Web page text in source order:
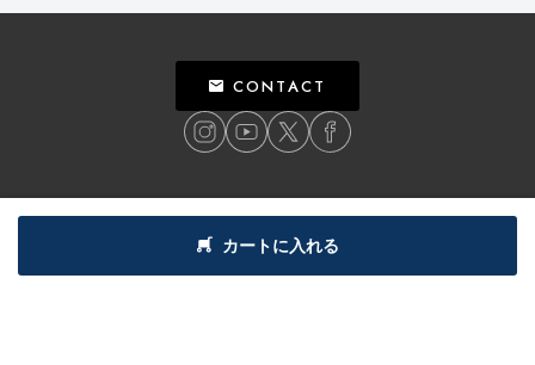
カートに入れる
CONTACT
特定商取引法による表記
利用規約
©2018 BILLY’S ENT